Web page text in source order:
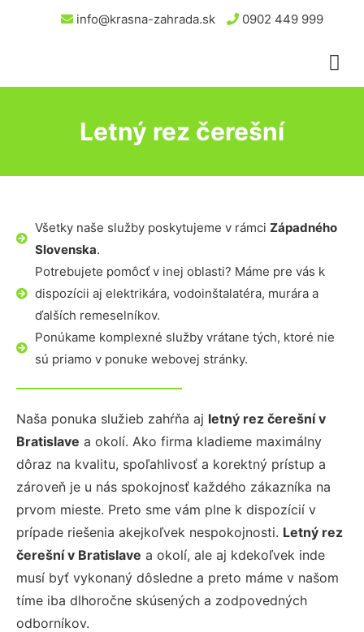
info@krasna-zahrada.sk 0902 449 999
Letný rez čerešní
Všetky naše služby poskytujeme v rámci Západného
Slovenska.
Potrebujete pomôcť v inej oblasti? Máme pre vás k
dispozícii aj elektrikára, vodoinštalatéra, murára a
ďalších remeselníkov.
Ponúkame komplexné služby vrátane tých, ktoré nie
sú priamo v ponuke webovej stránky.
Naša ponuka služieb zahŕňa aj letný rez čerešnív
Bratislave a okolí. Ako firma kladieme maximálny
dôraz na kvalitu, spoľahlivosť a korektný prístup a
zároveň je u nás spokojnosť každého zákazníka na
prvom mieste. Preto sme vám plne k dispozícií v
prípade riešenia akejkoľvek nespokojnosti. Letný rez
čerešnív Bratislave a okolí, ale aj kdekoľvek inde
musí byť vykonaný dôsledne a preto máme v našom
tíme iba dlhoročne skúsených a zodpovedných
odborníkov.